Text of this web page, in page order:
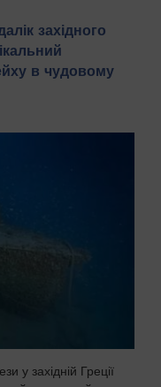
західного
в чудовому
у західній Греції